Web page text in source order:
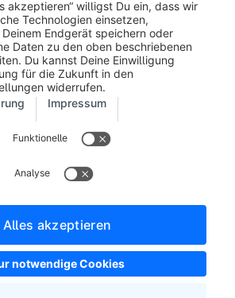
B. eine beschädigte Bilddatei oder
Datenbankausnahme). Diese sind
gekennzeichnet. In diesen
Logdatei herunterladen
Stack-Trace einzusehen und das
Quellsystem oder in der
beheben.
Einträge behoben hast,
. Der Assistent versucht dann, die